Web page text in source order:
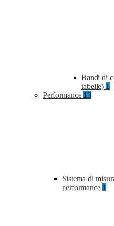
Bandi di
tabelle) 1
Performance 13
Sistema di
performance 1